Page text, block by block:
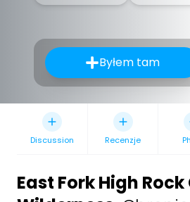
Byłem tam
Discussion Recenzje
East Fork High